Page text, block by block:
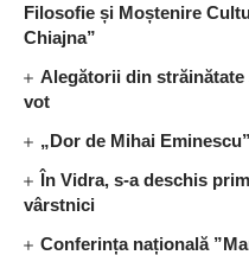
Filosofie și Moștenire
Chiajna”
Alegătorii din
vot
„Dor de Mihai Eminescu”
În Vidra, s-a deschis
vârstnici
Conferința națională